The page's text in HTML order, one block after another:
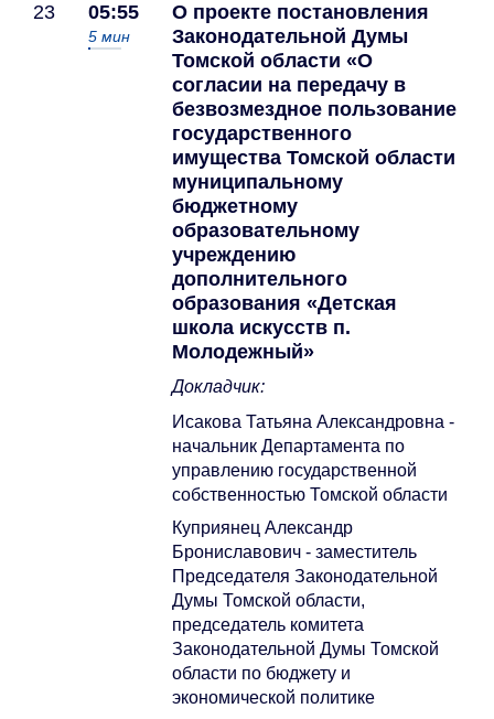
23 05:55
5 мин
О проекте постановления
Законодательной Думы
Томской области «О
согласии на передачу в
безвозмездное пользование
государственного
имущества Томской области
муниципальному
бюджетному
образовательному
учреждению
дополнительного
образования «Детская
школа искусств п.
Молодежный»
Докладчик:
Исакова Татьяна Александровна -
начальник Департамента по
управлению государственной
собственностью Томской области
Куприянец Александр
Брониславович - заместитель
Председателя Законодательной
Думы Томской области,
председатель комитета
Законодательной Думы Томской
области по бюджету и
экономической политике